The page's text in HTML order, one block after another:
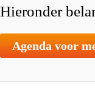
Hieronder
Agenda voor